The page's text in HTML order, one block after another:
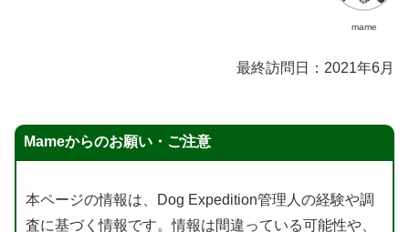
mame
最終訪問日：2021年6月
Mameからのお願い・ご注意
本ページの情報は、Dog Expedition管理人の経験や調
査に基づく情報です。情報は間違っている可能性や、